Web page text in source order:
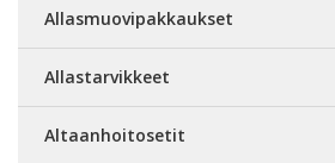
Allasmuovipakkaukset
Allastarvikkeet
Altaanhoitosetit